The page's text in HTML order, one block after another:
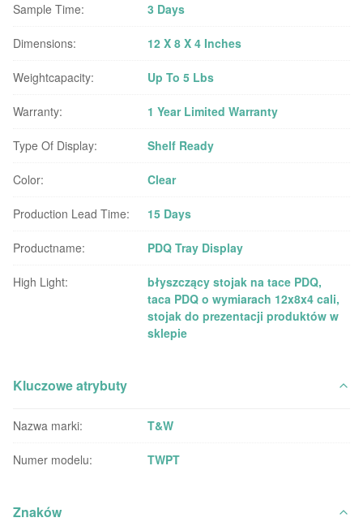
Sample Time: 3 Days
Dimensions: 12 X 8 X 4 Inches
Weightcapacity: Up To 5 Lbs
Warranty: 1 Year Limited Warranty
Type Of Display: Shelf Ready
Color: Clear
Production Lead Time: 15 Days
Productname: PDQ Tray Display
High Light: błyszczący stojak na tace PDQ,
taca PDQ o wymiarach 12x8x4 cali,
stojak do prezentacji produktów w
sklepie
Kluczowe atrybuty
Nazwa marki: T&W
Numer modelu: TWPT
Znaków